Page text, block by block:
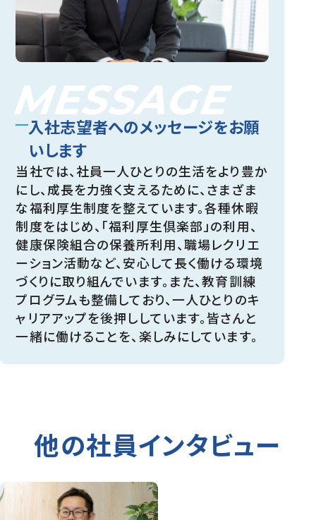
MESSAGE
入社志望者へのメッセージをお願
いします
当社では、社員一人ひとりの生活をより豊か
にし、成長を力強く支えるために、さまざま
な福利厚生制度を整えています。各種休暇
制度をはじめ、「福利厚生倶楽部」の利用、
健康保険組合の保養所利用、職場レクリエ
ーション活動など、安心して長く働ける環境
づくりに取り組んでいます。また、教育訓練
プログラムも整備しており、一人ひとりのキ
ャリアアップを後押ししています。皆さんと
一緒に働けることを、楽しみにしています。
他の社員インタビュー